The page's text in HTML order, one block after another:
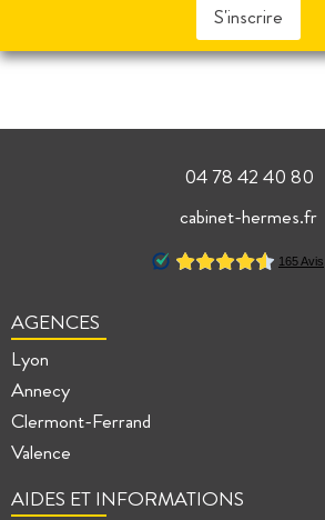
S'inscrire
04 78 42 40 80
cabinet-hermes.fr
AGENCES
Lyon
Annecy
Clermont-Ferrand
Valence
AIDES ET INFORMATIONS